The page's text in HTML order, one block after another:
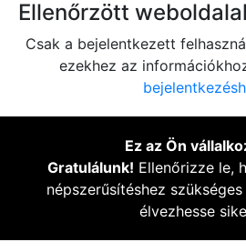
Ellenőrzött
Csak a bejelentkezett
ezekhez az
Ez az Ön
Gratulálunk! Ellenőrizze le,
népszerűsítéshez
élvezhesse